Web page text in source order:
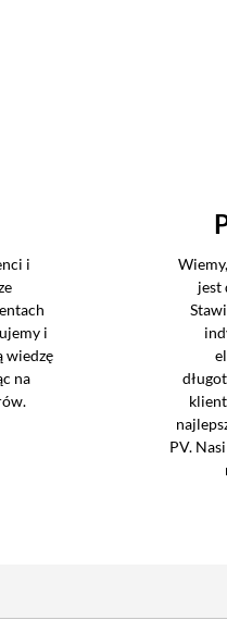
i
i
wiedzę
na
jest
PV.